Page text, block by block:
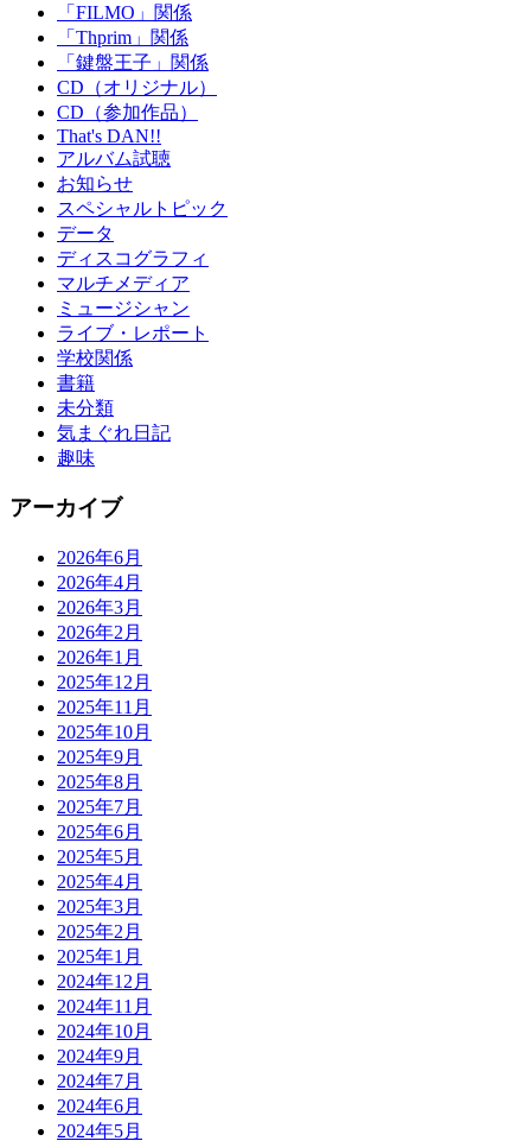
「FILMO」関係
「Thprim」関係
「鍵盤王子」関係
CD（オリジナル）
CD（参加作品）
That's DAN!!
アルバム試聴
お知らせ
スペシャルトピック
データ
ディスコグラフィ
マルチメディア
ミュージシャン
ライブ・レポート
学校関係
書籍
未分類
気まぐれ日記
趣味
アーカイブ
2026年6月
2026年4月
2026年3月
2026年2月
2026年1月
2025年12月
2025年11月
2025年10月
2025年9月
2025年8月
2025年7月
2025年6月
2025年5月
2025年4月
2025年3月
2025年2月
2025年1月
2024年12月
2024年11月
2024年10月
2024年9月
2024年7月
2024年6月
2024年5月